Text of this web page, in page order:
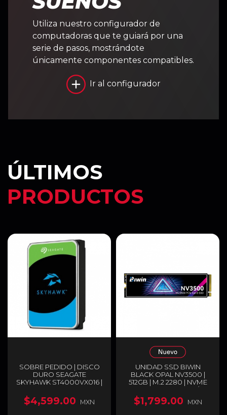
Utiliza nuestro configurador de
computadoras que te guiará por una
serie de pasos, mostrándote
únicamente componentes compatibles.
Ir al configurador
ÚLTIMOS
PRODUCTOS
SOBRE PEDIDO | DISCO
DURO SEAGATE
SKYHAWK ST4000VX016 |
SATA III 6 GB/S | 5400 RPM
| 256 MB CACHÉ |
$4,599.00 MXN
UNIDAD SSD BIWIN
BLACK OPAL NV3500 |
512GB | M.2 2280 | NVME
PCIE 3.0 | 3,500 MB/S
LECTURA | 2,500 MB/S
ESCRITURA | BIWIN
$1,799.00 MXN